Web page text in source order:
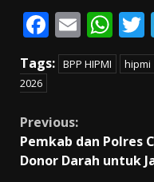
F
ac
e
o
o
E
m
ai
W
h
at
p
Tags: BPP HIPMI hipmi
2026
Continue
Reading
Previous:
Pemkab dan Polres
Donor Darah untuk